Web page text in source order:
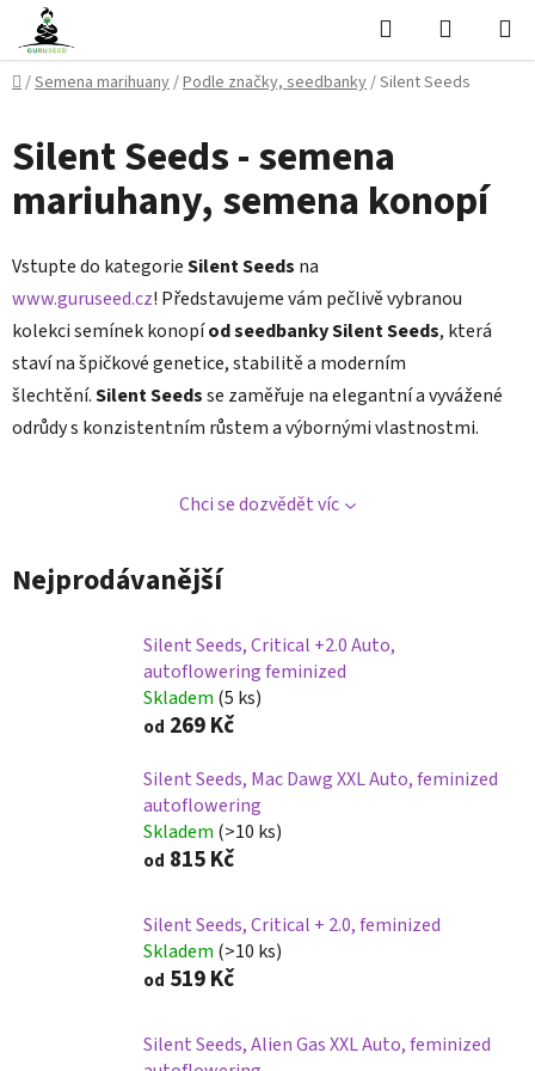
Přejít
obsah
Hledat
KOŠÍK
Domů
/Semena marihuany/Podle značky, seedbanky/Silent Seeds
Silent Seeds - semena
mariuhany, semena konopí
Vstupte do kategorieSilent Seeds na
www.guruseed.cz! Představujeme vám pečlivě vybranou
kolekci semínek konopíod seedbanky Silent Seeds, která
staví na špičkové genetice, stabilitě a moderním
šlechtění.Silent Seedsse zaměřuje na elegantní a vyvážené
odrůdy s konzistentním růstem a výbornými vlastnostmi.
Chci se dozvědět víc
Nejprodávanější
Silent Seeds, Critical +2.0 Auto,
autoflowering feminized
Skladem (5 ks)
od 269 Kč
Silent Seeds, Mac Dawg XXL Auto, feminized
autoflowering
Skladem (>10 ks)
od 815 Kč
Silent Seeds, Critical + 2.0, feminized
Skladem (>10 ks)
od 519 Kč
Silent Seeds, Alien Gas XXL Auto, feminized